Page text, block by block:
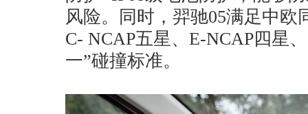
风险。同时，羿驰05满足中欧
C- NCAP五星、E-NCAP四星
一”碰撞标准。